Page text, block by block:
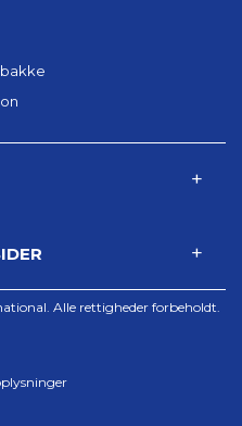
Alle rettigheder forbeholdt.